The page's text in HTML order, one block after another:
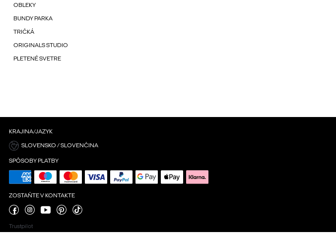
OBLEKY
BUNDY PARKA
TRIČKÁ
ORIGINALS STUDIO
PLETENÉ SVETRE
KRAJINA/JAZYK
SLOVENSKO / SLOVENČINA
SPÔSOBY PLATBY
ZOSTAŇTE V KONTAKTE
Trustpilot